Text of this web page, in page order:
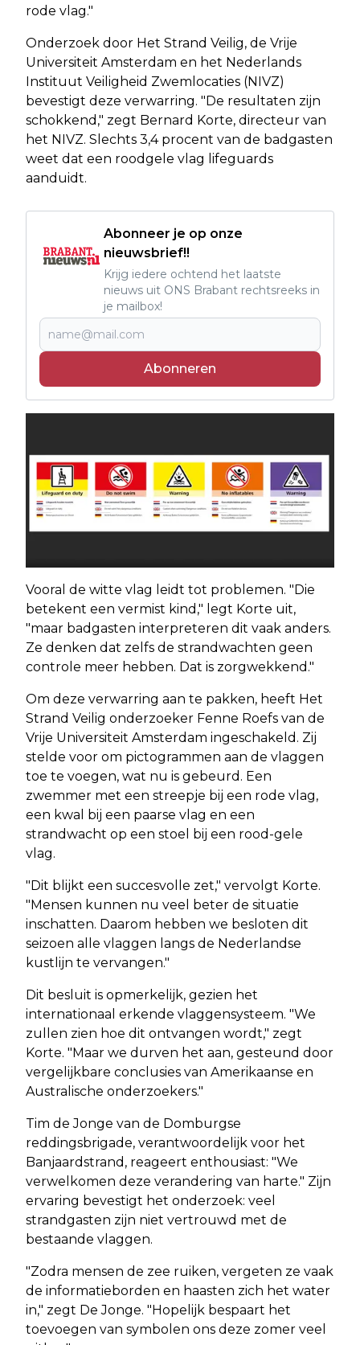
rode vlag."
Onderzoek door Het Strand Veilig, de Vrije
Universiteit Amsterdam en het Nederlands
Instituut Veiligheid Zwemlocaties (NIVZ)
bevestigt deze verwarring. "De resultaten zijn
schokkend," zegt Bernard Korte, directeur van
het NIVZ. Slechts 3,4 procent van de badgasten
weet dat een roodgele vlag lifeguards
aanduidt.
Abonneer je op onze
nieuwsbrief!!
Krijg iedere ochtend het laatste
nieuws uit ONS Brabant rechtsreeks in
je mailbox!
Abonneren
Vooral de witte vlag leidt tot problemen. "Die
betekent een vermist kind," legt Korte uit,
"maar badgasten interpreteren dit vaak anders.
Ze denken dat zelfs de strandwachten geen
controle meer hebben. Dat is zorgwekkend."
Om deze verwarring aan te pakken, heeft Het
Strand Veilig onderzoeker Fenne Roefs van de
Vrije Universiteit Amsterdam ingeschakeld. Zij
stelde voor om pictogrammen aan de vlaggen
toe te voegen, wat nu is gebeurd. Een
zwemmer met een streepje bij een rode vlag,
een kwal bij een paarse vlag en een
strandwacht op een stoel bij een rood-gele
vlag.
"Dit blijkt een succesvolle zet," vervolgt Korte.
"Mensen kunnen nu veel beter de situatie
inschatten. Daarom hebben we besloten dit
seizoen alle vlaggen langs de Nederlandse
kustlijn te vervangen."
Dit besluit is opmerkelijk, gezien het
internationaal erkende vlaggensysteem. "We
zullen zien hoe dit ontvangen wordt," zegt
Korte. "Maar we durven het aan, gesteund door
vergelijkbare conclusies van Amerikaanse en
Australische onderzoekers."
Tim de Jonge van de Domburgse
reddingsbrigade, verantwoordelijk voor het
Banjaardstrand, reageert enthousiast: "We
verwelkomen deze verandering van harte." Zijn
ervaring bevestigt het onderzoek: veel
strandgasten zijn niet vertrouwd met de
bestaande vlaggen.
"Zodra mensen de zee ruiken, vergeten ze vaak
de informatieborden en haasten zich het water
in," zegt De Jonge. "Hopelijk bespaart het
toevoegen van symbolen ons deze zomer veel